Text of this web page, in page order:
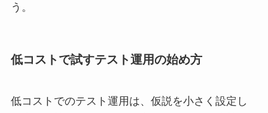
う。
低コストで試すテスト運用の始め方
低コストでのテスト運用は、仮説を小さく設定し